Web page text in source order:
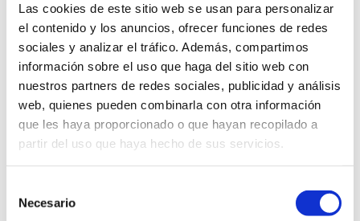
Las cookies de este sitio web se usan para personalizar
el contenido y los anuncios, ofrecer funciones de redes
sociales y analizar el tráfico. Además, compartimos
información sobre el uso que haga del sitio web con
nuestros partners de redes sociales, publicidad y análisis
web, quienes pueden combinarla con otra información
que les haya proporcionado o que hayan recopilado a
partir del uso que haya hecho de sus servicios.
Necesario
Cookies de sesión:activas solo durante la navegación.
Cookies persistentes:almacenadas durante un periodo definido.
Según su finalidad
Cookies técnicas
Cookies analíticas
Cookies de personalización
Cookies publicitarias